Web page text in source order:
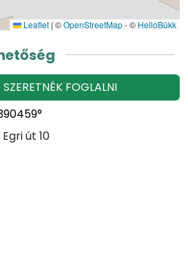
Leaflet | ©OpenStreetMap- © HelloBükk
FOGLALNI
út 10